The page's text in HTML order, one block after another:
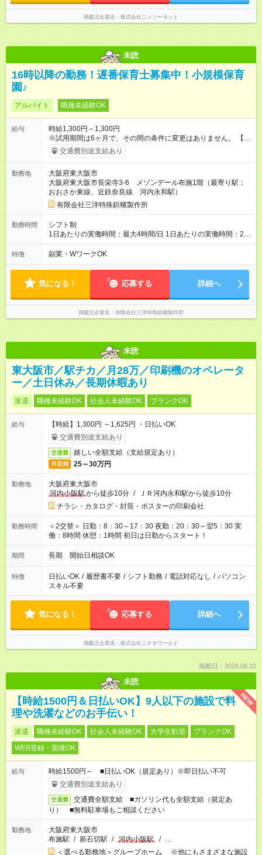
掲載元企業名 株式会社ニッソーネット
未読
16時以降の勤務！遅番保育士募集中！小規模保育
園♪
アルバイト 職種未経験OK
給与
時給1,300円～1,300円
※試用期間は6ヶ月で、その間の条件に変更はありません。 【試
用期間】試用期間あり 試用期間の長さ：6ヶ月 雇用形態、給与
は本採用時と同じです。
交通費別途支給あり
勤務地
大阪府東大阪市
大阪府東大阪市長栄寺3-6 メゾンデール布施1階（最寄り駅：
おおさか東線、近鉄奈良線 河内永和駅）
有限会社三洋特殊鋲螺製作所
勤務時間
シフト制
1日あたりの実働時間：最大4時間/日 1日あたりの実働時間：2～
4時間 シフト例 (令和7年度の状況) ・16時00分～18時00分 ・16
時00分～18時30分 ・16時00分～19時00分 など 園児の利用予
特徴 副業・WワークOK
気になる！ 応募する 詳細へ
掲載元企業名 有限会社三洋特殊鋲螺製作所
未読
東大阪市／駅チカ／月28万／印刷機のオペレータ
ー／土日休み／長期休暇あり
派遣 職種未経験OK 社会人未経験OK ブランクOK
給与
【時給】1,300円 ～1,625円 ・日払いOK
交通費別途支給あり
交通費 嬉しい全額支給（支給規定あり）
月収例 25～30万円
勤務地
大阪府東大阪市
河内小阪駅から徒歩10分 /
ＪＲ河内永和駅から徒歩10分
チラシ・カタログ・封筒・ポスターの印刷会社
勤務時間
＜2交替＞ 日勤：8：30～17：30 夜勤：20：30～翌5：30 実
働：8時間 休憩：1時間 初日は日勤からスタート！
期間 長期 開始日相談OK
特徴 日払いOK / 履歴書不要 / シフト勤務 / 電話対応なし / パソコン
スキル不要
気になる！ 応募する 詳細へ
掲載元企業名 株式会社ニチギワールド
掲載日：2026.08.10
未読
NEW
【時給1500円＆日払いOK】9人以下の施設で料
理や洗濯などのお手伝い！
派遣 職種未経験OK 社会人未経験OK 大学生歓迎
ブランクOK
WEB登録・面接OK
給与
時給1500円～ ■日払いOK（規定あり）※即日払い不可
交通費別途支給あり
交通費
交通費全額支給 ■ガソリン代も全額支給（規定あ
り） ■無料駐車場もご相談ください
勤務地
大阪府東大阪市
布施駅 / 新石切駅 / 河内小阪駅 / …
＜選べる勤務地＞グループホーム ※他にもさまざまな施設